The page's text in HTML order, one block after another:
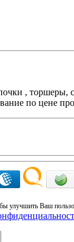
, торшеры,
по цене
улучшить Ваш